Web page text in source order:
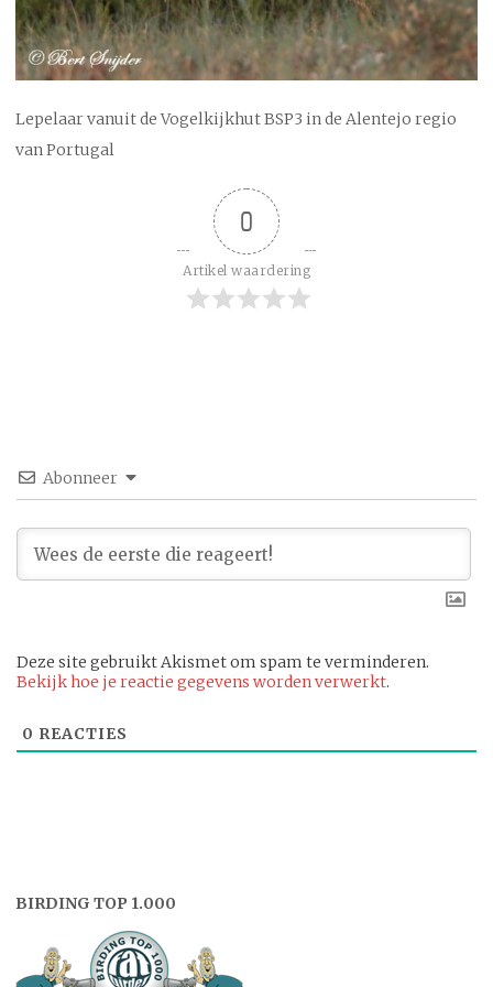
Lepelaar vanuit de Vogelkijkhut BSP3 in de Alentejo regio
van Portugal
0
Artikel waardering
Abonneer
Deze site gebruikt Akismet om spam te verminderen.
Bekijk hoe je reactie gegevens worden verwerkt.
0 REACTIES
BIRDING TOP 1.000